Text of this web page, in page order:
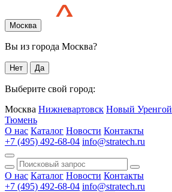
Москва
Вы из города Москва?
Нет Да
Выберите свой город:
Москва Нижневартовск Новый Уренгой
Тюмень
О нас Каталог Новости Контакты
+7 (495) 492-68-04 info@stratech.ru
О нас Каталог Новости Контакты
+7 (495) 492-68-04 info@stratech.ru